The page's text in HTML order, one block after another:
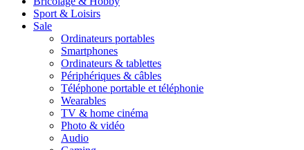
Sport & Loisirs
Sale
Ordinateurs portables
Smartphones
Ordinateurs & tablettes
Périphériques & câbles
Téléphone portable et téléphonie
Wearables
TV & home cinéma
Photo & vidéo
Audio